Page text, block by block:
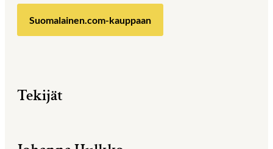
Suomalainen.com-kauppaan
Tekijät